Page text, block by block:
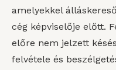
amelyekkel
cég képviselője előtt.
előre nem jelzett
felvétele és